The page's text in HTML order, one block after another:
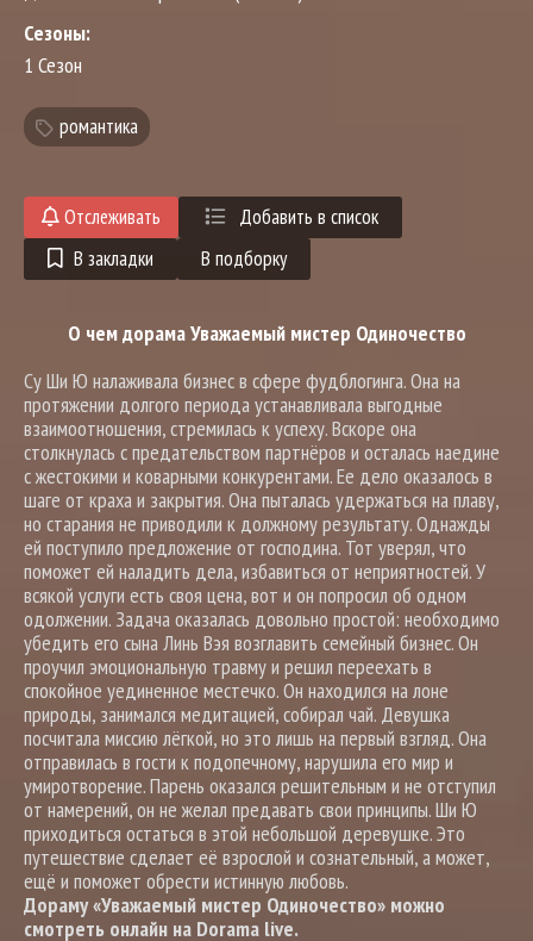
Сезоны:
1 Сезон
романтика
Отслеживать
Добавить в список
В закладки
В подборку
О чем дорама Уважаемый мистер Одиночество
Су Ши Ю налаживала бизнес в сфере фудблогинга. Она на
протяжении долгого периода устанавливала выгодные
взаимоотношения, стремилась к успеху. Вскоре она
столкнулась с предательством партнёров и осталась наедине
с жестокими и коварными конкурентами. Ее дело оказалось в
шаге от краха и закрытия. Она пыталась удержаться на плаву,
но старания не приводили к должному результату. Однажды
ей поступило предложение от господина. Тот уверял, что
поможет ей наладить дела, избавиться от неприятностей. У
всякой услуги есть своя цена, вот и он попросил об одном
одолжении. Задача оказалась довольно простой: необходимо
убедить его сына Линь Вэя возглавить семейный бизнес. Он
проучил эмоциональную травму и решил переехать в
спокойное уединенное местечко. Он находился на лоне
природы, занимался медитацией, собирал чай. Девушка
посчитала миссию лёгкой, но это лишь на первый взгляд. Она
отправилась в гости к подопечному, нарушила его мир и
умиротворение. Парень оказался решительным и не отступил
от намерений, он не желал предавать свои принципы. Ши Ю
приходиться остаться в этой небольшой деревушке. Это
путешествие сделает её взрослой и сознательный, а может,
ещё и поможет обрести истинную любовь.
Дораму «Уважаемый мистер Одиночество» можно
смотреть онлайн на Dorama live.